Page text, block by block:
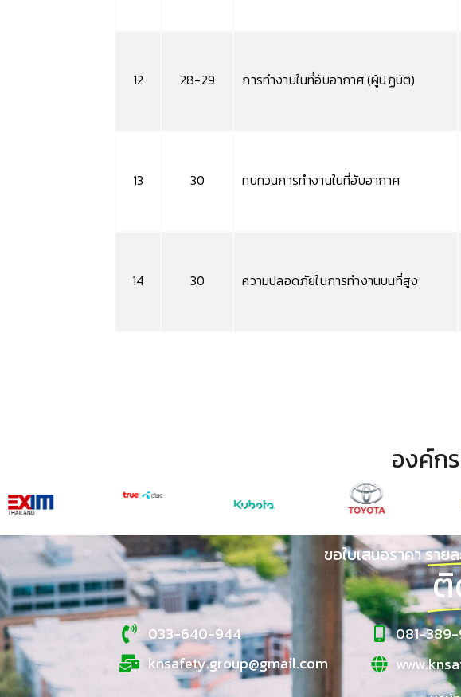
12 28-29 การทำงานในที่อับอากาศ (ผู้ปฏิบัติ)
13 30 ทบทวนการทำงานในที่อับอากาศ
14 30 ความปลอดภัยในการทำงานบนที่สูง
องค์ก
ขอใบเสนอราคา รา
033-640-944
knsafety.group@gmail.com
081-